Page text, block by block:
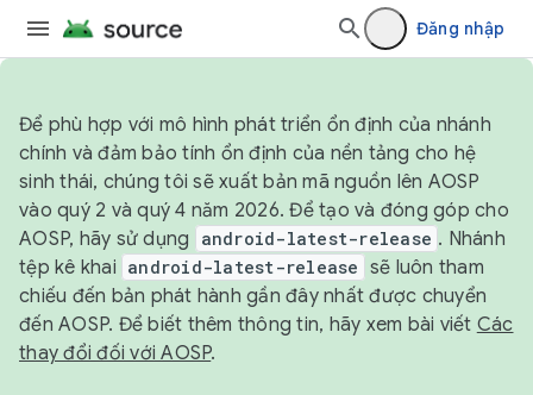
Đăng nhập
Để phù hợp với mô hình phát triển ổn định của nhánh
chính và đảm bảo tính ổn định của nền tảng cho hệ
sinh thái, chúng tôi sẽ xuất bản mã nguồn lên AOSP
vào quý 2 và quý 4 năm 2026. Để tạo và đóng góp cho
AOSP, hãy sử dụng
android-latest-release . Nhánh
tệp kê khai android-latest-release sẽ luôn tham
chiếu đến bản phát hành gần đây nhất được chuyển
đến AOSP. Để biết thêm thông tin, hãy xem bài viết Các
thay đổi đối với AOSP.